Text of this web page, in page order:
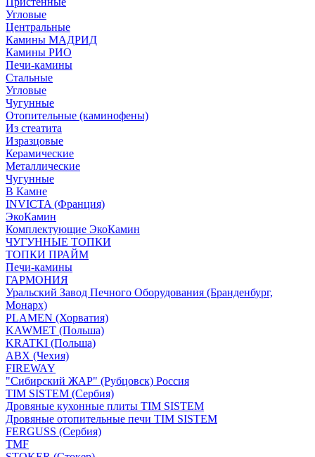
Угловые
Центральные
Камины МАДРИД
Камины РИО
Печи-камины
Стальные
Угловые
Чугунные
Отопительные (каминофены)
Из стеатита
Изразцовые
Керамические
Металлические
Чугунные
В Камне
INVICTA (Франция)
ЭкоКамин
Комплектующие ЭкоКамин
ЧУГУННЫЕ ТОПКИ
ТОПКИ ПРАЙМ
Печи-камины
ГАРМОНИЯ
Уральский Завод Печного Оборудования (Бранденбург,
Монарх)
PLAMEN (Хорватия)
KAWMET (Польша)
KRATKI (Польша)
ABX (Чехия)
FIREWAY
"Сибирский ЖАР" (Рубцовск) Россия
TIM SISTEM (Сербия)
Дровяные кухонные плиты TIM SISTEM
Дровяные отопительные печи TIM SISTEM
FERGUSS (Сербия)
TMF